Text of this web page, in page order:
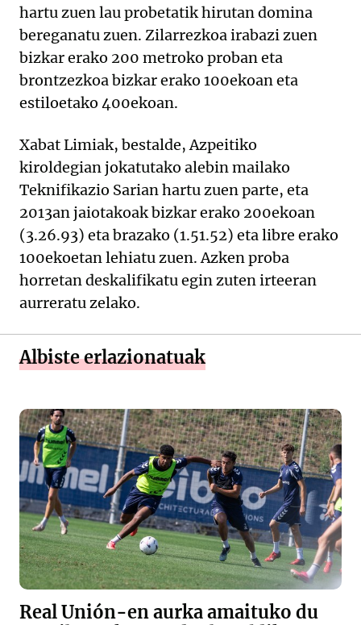
hartu zuen lau probetatik hirutan domina
bereganatu zuen. Zilarrezkoa irabazi zuen
bizkar erako 200 metroko proban eta
brontzezkoa bizkar erako 100ekoan eta
estiloetako 400ekoan.
Xabat Limiak, bestalde, Azpeitiko
kiroldegian jokatutako alebin mailako
Teknifikazio Sarian hartu zuen parte, eta
2013an jaiotakoak bizkar erako 200ekoan
(3.26.93) eta brazako (1.51.52) eta libre erako
100ekoetan lehiatu zuen. Azken proba
horretan deskalifikatu egin zuten irteeran
aurreratu zelako.
Albiste erlazionatuak
Real Unión-en aurka amaituko du